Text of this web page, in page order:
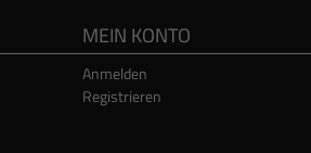
MEIN KONTO
Anmelden
Registrieren